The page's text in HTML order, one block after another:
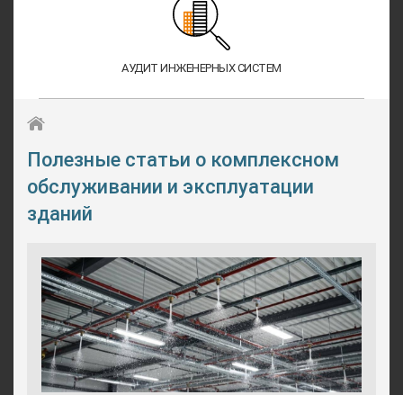
АУДИТ ИНЖЕНЕРНЫХ СИСТЕМ
Полезные статьи о комплексном
обслуживании и эксплуатации
зданий